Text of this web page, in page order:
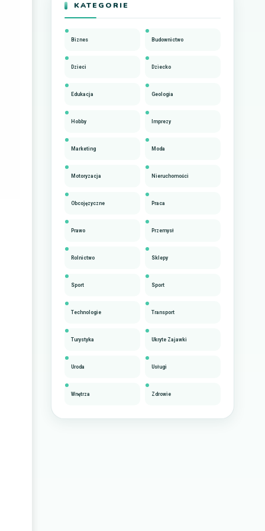
KATEGORIE
Biznes Budownictwo
Dzieci Dziecko
Edukacja Geologia
Hobby Imprezy
Marketing Moda
Motoryzacja Nieruchomości
Obcojęzyczne Praca
Prawo Przemysł
Rolnictwo Sklepy
Sport Sport
Technologie Transport
Turystyka Ukryte Zajawki
Uroda Usługi
Wnętrza Zdrowie